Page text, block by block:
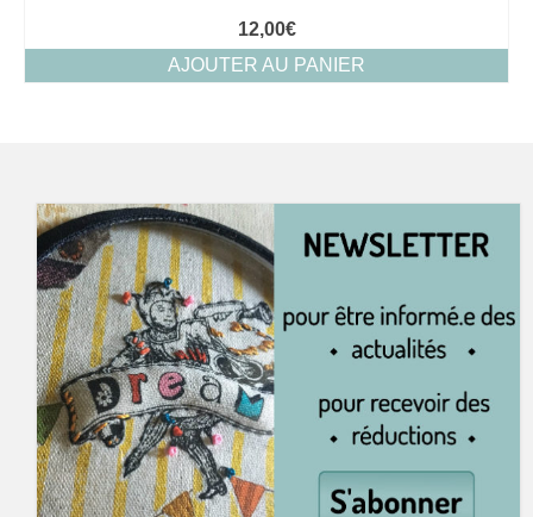
12,00€
AJOUTER AU PANIER